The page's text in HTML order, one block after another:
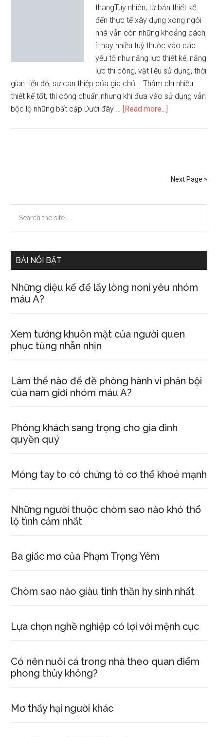
thangTuy nhiên, từ bản thiết kế
đến thực tế xây dựng xong ngôi
nhà vẫn còn những khoảng cách,
ít hay nhiều tuỳ thuộc vào các
yếu tố như năng lực thiết kế, năng
lực thi công, vật liệu sử dụng, thời
gian tiến độ, sự can thiệp của gia chủ... Thậm chí nhiều
thiết kế tốt, thi công chuẩn nhưng khi đưa vào sử dụng vẫn
bộc lộ những bất cập.Dưới đây … [Read more...]
trong
Next Page »
Primary
Sidebar
the
BÀI NỔI BẬT
Những diệu kế để lấy lòng noni yêu nhóm
máu A?
Xem tướng khuôn mặt của người quen
phục tùng nhẫn nhịn
Làm thể nào để đề phòng hành vi phản bội
của nam giới nhóm máu A?
Phòng khách sang trọng cho gia đình
quyền quý
Móng tay to có chứng tỏ cơ thể khoẻ mạnh
Những người thuộc chòm sao nào khó thổ
lộ tình cảm nhất
Ba giấc mơ của Phạm Trọng Yêm
Chòm sao nào giàu tinh thần hy sinh nhất
Lựa chọn nghề nghiệp có lợi với mệnh cục
Có nên nuôi cá trong nhà theo quan điểm
phong thủy không?
Mơ thấy hại người khác